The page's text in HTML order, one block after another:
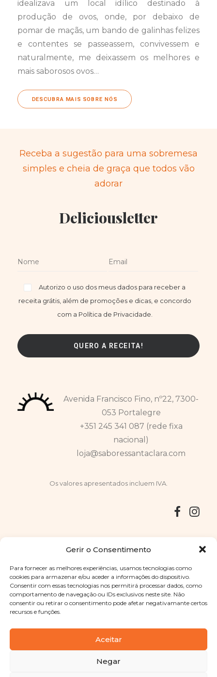
Gerir o Consentimento
Para fornecer as melhores experiências, usamos tecnologias como
cookies para armazenar e/ou aceder a informações do dispositivo.
Consentir com essas tecnologias nos permitirá processar dados, como
comportamento de navegação ou IDs exclusivos neste site. Não
consentir ou retirar o consentimento pode afetar negativamante certos
recursos e funções.
Aceitar
Negar
idealizava um local idílico destinado à
produção de ovos, onde, por debaixo de
pomar de maçãs, um bando de galinhas felizes
e contentes se passeassem, convivessem e
naturalmente, me deixassem os melhores e
mais saborosos ovos…
DESCUBRA MAIS SOBRE NÓS
Receba a sugestão para uma sobremesa
simples e cheia de graça que todos vão
adorar
Deliciousletter
Autorizo o uso dos meus dados para receber a
receita grátis, além de promoções e dicas, e concordo
com a Política de Privacidade.
Avenida Francisco Fino, nº22, 7300-
053 Portalegre
+351 245 341 087 (rede fixa
nacional)
loja@saboressantaclara.com
Os valores apresentados incluem IVA.
Copyright © 2025 Sabores Santa Clara
. Todos os direitos
reservadosPolítica de Privacidade |Termos e condições
Designed byShift Your Branding Agency